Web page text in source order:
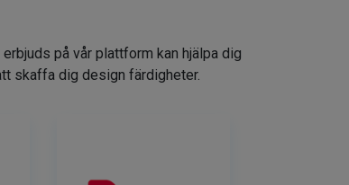
på vår plattform kan hjälpa dig
skaffa dig design färdigheter.